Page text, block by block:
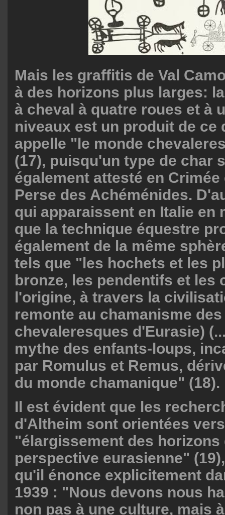
Mais les graffitis de Val
à des horizons plus larges:
à cheval à quatre roues et à
niveaux est un produit de ce
appelle "le monde
(17), puisqu'un type de char
également attesté en Crimée
Perse des Achéménides.
qui apparaissent en Italie en
que la technique équestre
également de la même
tels que "les hochets et les
bronze, les pendentifs et les
l'origine, à travers la
remonte au chamanisme
chevaleresques d'Eurasie)
mythe des enfants-loups,
par Romulus et Remus,
du monde chamanique" (18).
Il est évident que les
d'Altheim sont orientées
"élargissement des horizons
perspective eurasienne"
qu'il énonce explicitement
1939 : "Nous devons nous
non pas à une culture, mais